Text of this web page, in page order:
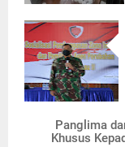
Panglima
Khusus